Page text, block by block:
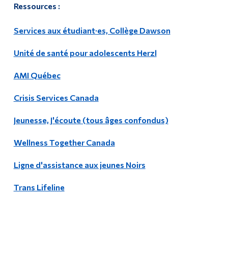
Ressources :
Services aux étudiant·es, Collège Dawson
Unité de santé pour adolescents Herzl
AMI Québec
Crisis Services Canada
Jeunesse, J'écoute (tous âges confondus)
Wellness Together Canada
Ligne d'assistance aux jeunes Noirs
Trans Lifeline